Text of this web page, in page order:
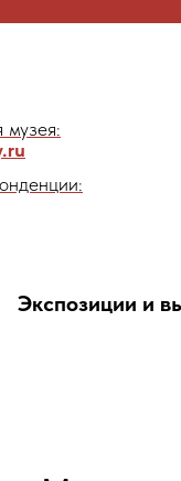
Экспозиции и